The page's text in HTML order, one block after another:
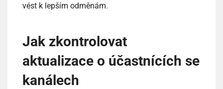
vést k lepším odměnám.
Jak zkontrolovat
aktualizace o účastnících se
kanálech